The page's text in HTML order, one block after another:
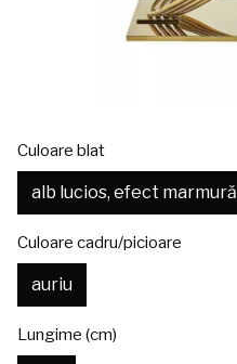
Culoare blat
alb lucios, efect marmură
Culoare cadru/picioare
auriu
Lungime (cm)